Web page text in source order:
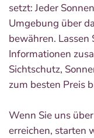
setzt: Jeder
Umgebung über
bewähren. Lassen
Informationen
Sichtschutz,
zum besten Preis
Wenn Sie uns
erreichen, starten